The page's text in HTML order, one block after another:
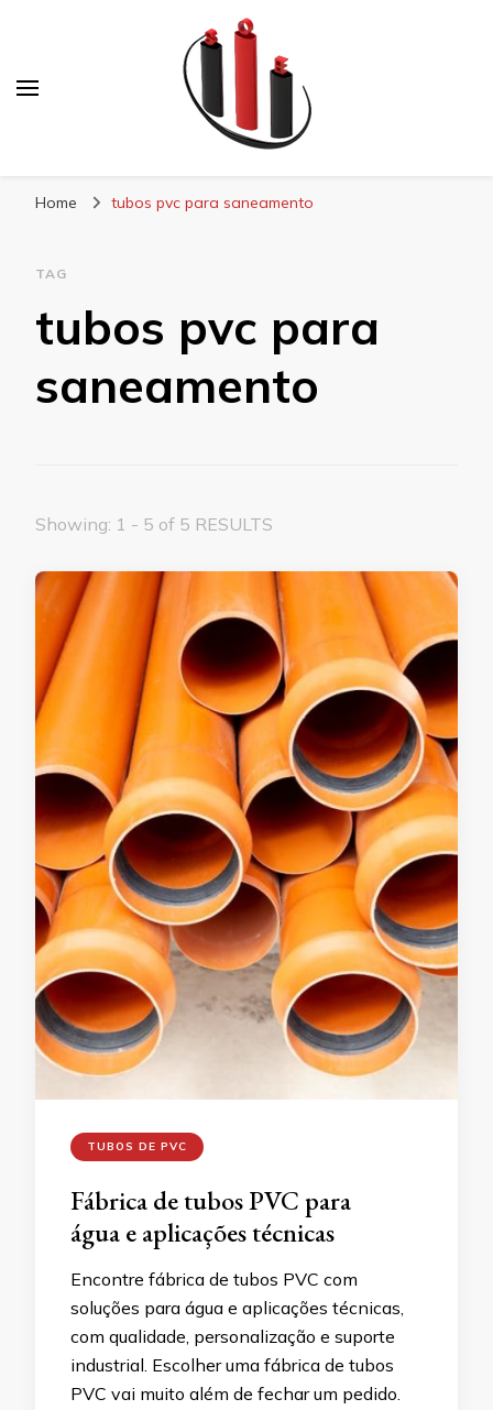
Home tubos pvc para saneamento
TAG
tubos pvc para
saneamento
Showing: 1 - 5 of 5 RESULTS
TUBOS DE PVC
Fábrica de tubos PVC para
água e aplicações técnicas
Encontre fábrica de tubos PVC com
soluções para água e aplicações técnicas,
com qualidade, personalização e suporte
industrial. Escolher uma fábrica de tubos
PVC vai muito além de fechar um pedido.